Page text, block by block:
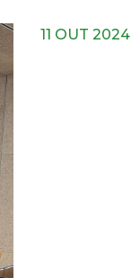
11 OUT 2024